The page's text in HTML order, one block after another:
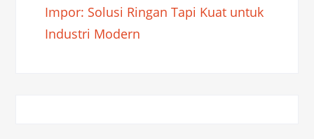
Impor: Solusi Ringan Tapi Kuat untuk
Industri Modern